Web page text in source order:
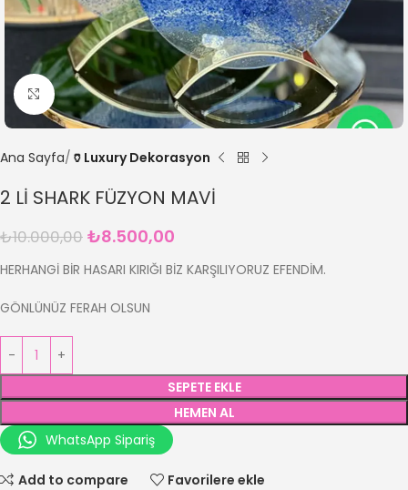
Büyütmek için tıklayın
Ana Sayfa 🏺Luxury Dekorasyon
2 Lİ SHARK FÜZYON MAVİ
₺10.000,00 ₺8.500,00
HERHANGİ BİR HASARI KIRIĞI BİZ KARŞILIYORUZ EFENDİM.
GÖNLÜNÜZ FERAH OLSUN
SEPETE EKLE
HEMEN AL
WhatsApp Sipariş
Add to compare Favorilere ekle